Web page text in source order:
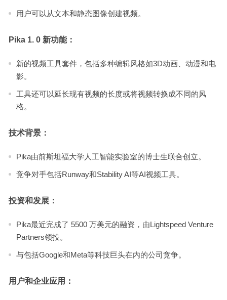
用户可以从文本和静态图像创建视频。
Pika 1. 0 新功能：
新的视频工具套件，包括多种编辑风格如3D动画、动漫和电
影。
工具还可以延长现有视频的长度或将视频转换成不同的风
格。
技术背景：
Pika由前斯坦福大学人工智能实验室的博士生联合创立。
竞争对手包括Runway和Stability AI等AI视频工具。
投资和发展：
Pika最近完成了 5500 万美元的融资，由Lightspeed Venture
Partners领投。
与包括Google和Meta等科技巨头在内的公司竞争。
用户和企业应用：